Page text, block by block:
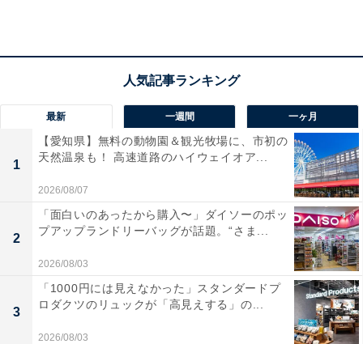
「北神戸ぽかぽか温泉」の口コミは？
「北神戸ぽかぽか温泉」には以下のような口コミが寄せ
最新 一週間 一ヶ月
1
【愛知県】無料の動物園＆観光牧場に、市初の
天然温泉も！ 高速道路のハイウェイオア...
2026/08/07
2
「面白いのあったから購入〜」ダイソーのポッ
プアップランドリーバッグが話題。“さま...
2026/08/03
3
「1000円には見えなかった」スタンダードプ
ロダクツのリュックが「高見えする」の...
2026/08/03